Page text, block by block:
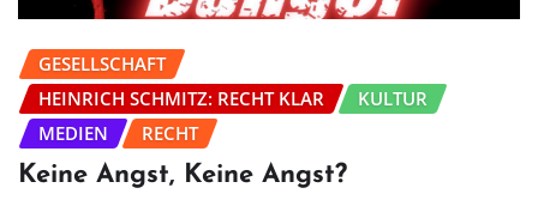
GESELLSCHAFT
HEINRICH SCHMITZ: RECHT KLAR
KULTUR
MEDIEN
RECHT
Keine Angst, Keine Angst?